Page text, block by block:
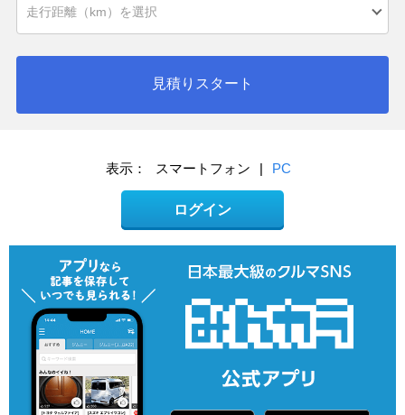
見積りスタート
表示： スマートフォン | PC
ログイン